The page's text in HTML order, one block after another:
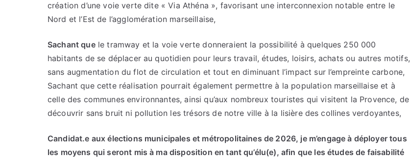
création d’une voie verte dite « Via Athéna », favorisant une interconnexion notable entre le
Nord et l’Est de l’agglomération marseillaise,
Sachant quele tramway et la voie verte donneraient la possibilité à quelques 250 000
habitants de se déplacer au quotidien pour leurs travail, études, loisirs, achats ou autres motifs,
sans augmentation du flot de circulation et tout en diminuant l’impact sur l’empreinte carbone,
Sachant que cette réalisation pourrait également permettre à la population marseillaise et à
celle des communes environnantes, ainsi qu’aux nombreux touristes qui visitent la Provence, de
découvrir sans bruit ni pollution les trésors de notre ville à la lisière des collines verdoyantes,
Candidat.e aux élections municipales et métropolitaines de 2026, je m’engage à déployer tous
les moyens qui seront mis à ma disposition en tant qu’élu(e), afin que les études de faisabilité